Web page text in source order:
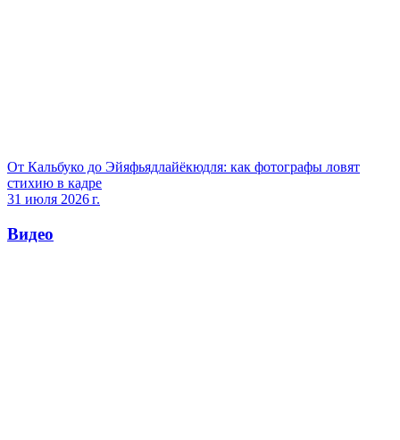
От Кальбуко до Эйяфьядлайёкюдля: как фотографы ловят
стихию в кадре
31 июля 2026 г.
Видео